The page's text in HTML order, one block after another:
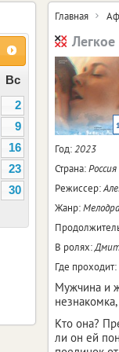
Главная
Год:2023
Страна:Россия
Режиссер:
Жанр:
В ролях:
Где проходит:
Мужчина и
Кто она?
ли он ей
Вс
2
9
16
23
30